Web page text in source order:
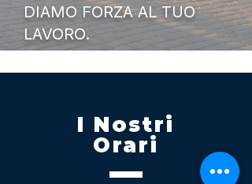
DIAMO FORZA AL TUO
LAVORO.
I Nostri
Orari